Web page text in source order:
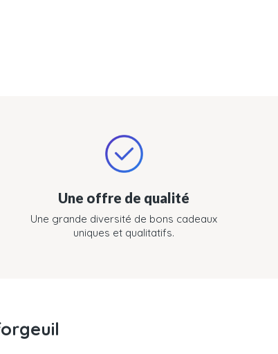
Une offre de qualité
Une grande diversité de bons cadeaux
uniques et qualitatifs.